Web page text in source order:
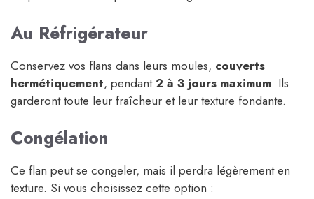
Au Réfrigérateur
Conservez vos flans dans leurs moules, couverts
hermétiquement, pendant2 à 3 jours maximum. Ils
garderont toute leur fraîcheur et leur texture fondante.
Congélation
Ce flan peut se congeler, mais il perdra légèrement en
texture. Si vous choisissez cette option :